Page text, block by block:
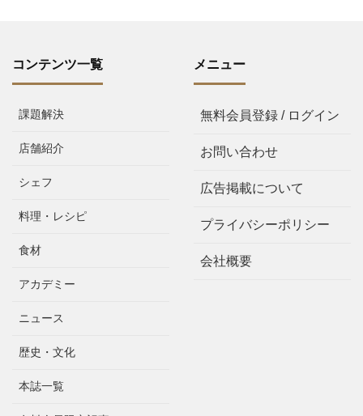
コンテンツ一覧
課題解決
店舗紹介
シェフ
料理・レシピ
食材
アカデミー
ニュース
歴史・文化
本誌一覧
メニュー
無料会員登録 / ログイン
お問い合わせ
広告掲載について
プライバシーポリシー
会社概要